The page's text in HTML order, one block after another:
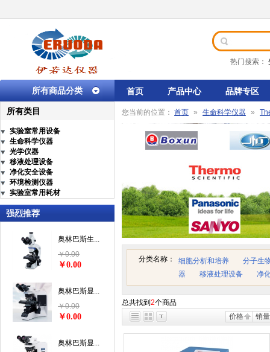
热门搜索：
首页 产品中心 品牌专区
所有商品分类
所有类目
实验室常用设备
生命科学仪器
光学仪器
移液处理设备
净化安全设备
环境检测仪器
实验室常用耗材
强烈推荐
奥林巴斯生...
￥0.00
￥0.00
奥林巴斯显...
￥0.00
￥0.00
奥林巴斯显...
您当前的位置： 首页 » 生命科学仪器 »
分类名称： 细胞分析和培养
分子生
器
移液处理设备 净
总共找到 2个商品
价格
销量